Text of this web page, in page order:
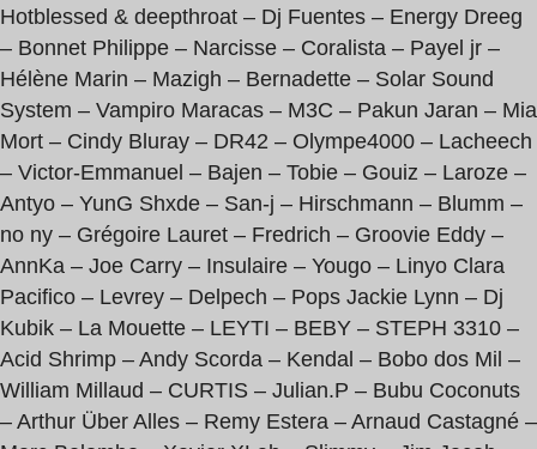
Hotblessed & deepthroat – Dj Fuentes – Energy Dreeg
– Bonnet Philippe – Narcisse – Coralista – Payel jr –
Hélène Marin – Mazigh – Bernadette – Solar Sound
System – Vampiro Maracas – M3C – Pakun Jaran – Mia
Mort – Cindy Bluray – DR42 – Olympe4000 – Lacheech
– Victor-Emmanuel – Bajen – Tobie – Gouiz – Laroze –
Antyo – YunG Shxde – San-j – Hirschmann – Blumm –
no ny – Grégoire Lauret – Fredrich – Groovie Eddy –
AnnKa – Joe Carry – Insulaire – Yougo – Linyo Clara
Pacifico – Levrey – Delpech – Pops Jackie Lynn – Dj
Kubik – La Mouette – LEYTI – BEBY – STEPH 3310 –
Acid Shrimp – Andy Scorda – Kendal – Bobo dos Mil –
William Millaud – CURTIS – Julian.P – Bubu Coconuts
– Arthur Über Alles – Remy Estera – Arnaud Castagné –